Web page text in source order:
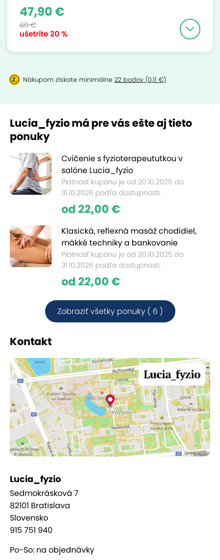
ušetríte20 %
47,90 €
60 €
Nákupom získate minimálne 22 bodov (0,11 €)
Lucia_fyzio má pre vás ešte aj tieto
ponuky
Cvičenie s fyzioterapeututkou v
salóne Lucia_fyzio
Platnosť kupónu je od 20.10.2025 do
31.10.2026 podľa dostupnosti.
od 22,00 €
Klasická, reflexná masáž chodidiel,
mäkké techniky a bankovanie
Platnosť kupónu je od 20.10.2025 do
31.10.2026 podľa dostupnosti.
od 22,00 €
Zobraziť všetky ponuky ( 6 )
Kontakt
Lucia_fyzio
Sedmokrásková 7
82101 Bratislava
Slovensko
915 751 940
Po-So: na objednávky